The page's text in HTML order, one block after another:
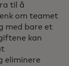
til å
om teamet
med bare et
kan
eliminere